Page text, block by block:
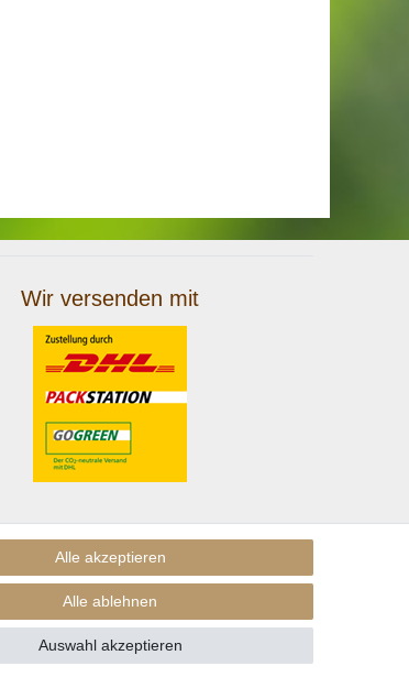
Wir versenden mit
Alle akzeptieren
Alle ablehnen
Auswahl akzeptieren